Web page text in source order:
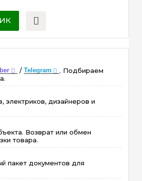
/ Telegram
. Подбираем
электриков, дизайнеров и
Возврат или обмен
товара.
пакет документов для